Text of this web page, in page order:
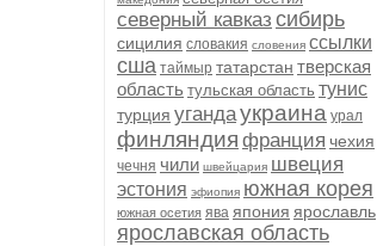
северный кавказ сибирь
сицилия словакия словения ссылки
сша таймыр татарстан тверская
область тульская область тунис
турция угандаукраина урал
финляндия франция чехия
чечня чили швейцария швеция
эстония эфиопия южная корея
южная осетия ява япония ярославль
ярославская область